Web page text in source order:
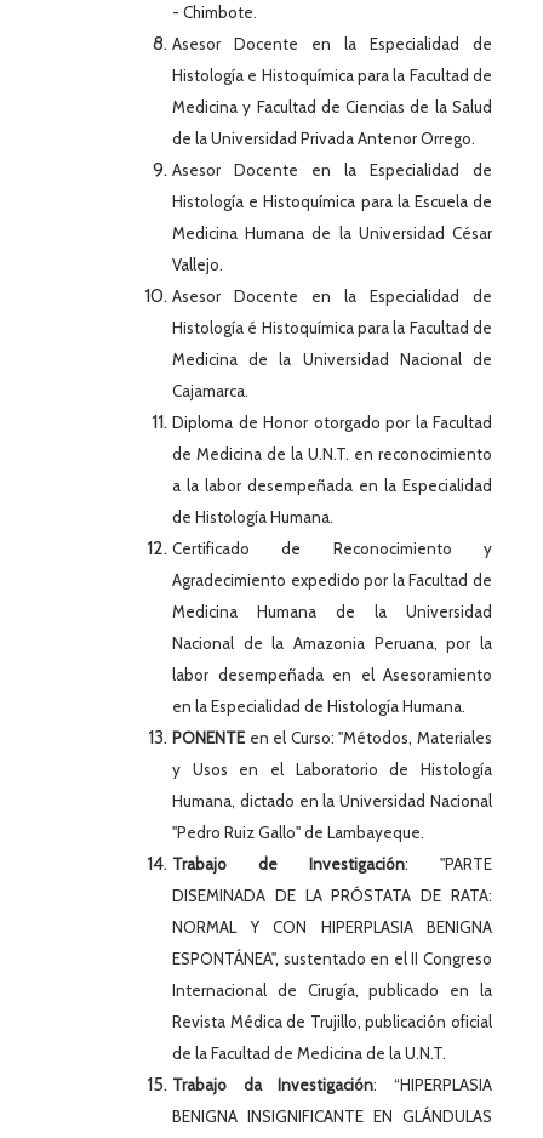
- Chimbote.
Asesor Docente en la Especialidad de
Histología e Histoquímica para la Facultad de
Medicina y Facultad de Ciencias de la Salud
de la Universidad Privada Antenor Orrego.
Asesor Docente en la Especialidad de
Histología e Histoquímica para la Escuela de
Medicina Humana de la Universidad César
Vallejo.
Asesor Docente en la Especialidad de
Histología é Histoquímica para la Facultad de
Medicina de la Universidad Nacional de
Cajamarca.
Diploma de Honor otorgado por la Facultad
de Medicina de la U.N.T. en reconocimiento
a la labor desempeñada en la Especialidad
de Histología Humana.
Certificado de Reconocimiento y
Agradecimiento expedido por la Facultad de
Medicina Humana de la Universidad
Nacional de la Amazonia Peruana, por la
labor desempeñada en el Asesoramiento
en la Especialidad de Histología Humana.
PONENTE en el Curso: "Métodos, Materiales
y Usos en el Laboratorio de Histología
Humana, dictado en la Universidad Nacional
"Pedro Ruiz Gallo" de Lambayeque.
Trabajo de Investigación: "PARTE
DISEMINADA DE LA PRÓSTATA DE RATA:
NORMAL Y CON HIPERPLASIA BENIGNA
ESPONTÁNEA", sustentado en el II Congreso
Internacional de Cirugía, publicado en la
Revista Médica de Trujillo, publicación oficial
de la Facultad de Medicina de la U.N.T.
Trabajo da Investigación: “HIPERPLASIA
BENIGNA INSIGNIFICANTE EN GLÁNDULAS